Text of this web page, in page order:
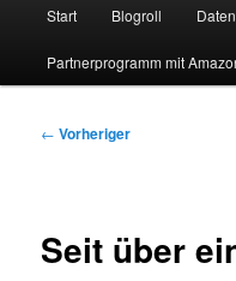
Start Blogroll
Partnerprogramm mit
Beitragsnavigation
← Vorheriger
Seit über